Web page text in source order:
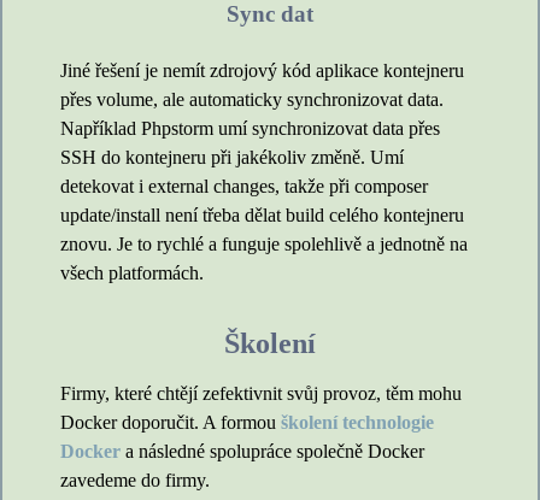
Sync dat
Jiné řešení je nemít zdrojový kód aplikace kontejneru
přes volume, ale automaticky synchronizovat data.
Například Phpstorm umí synchronizovat data přes
SSH do kontejneru při jakékoliv změně. Umí
detekovat i external changes, takže při composer
update/install není třeba dělat build celého kontejneru
znovu. Je to rychlé a funguje spolehlivě a jednotně na
všech platformách.
Školení
Firmy, které chtějí zefektivnit svůj provoz, těm mohu
Docker doporučit. A formou školení technologie
Docker a následné spolupráce společně Docker
zavedeme do firmy.